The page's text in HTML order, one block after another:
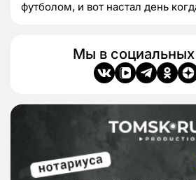
футболом, и вот настал день
Мы в социальных